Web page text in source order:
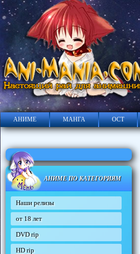
АНИМЕ МАНГА ОСТ
АНИМЕ ПО КАТЕГОРИЯМ
Наши релизы
от 18 лет
DVD rip
HD rip